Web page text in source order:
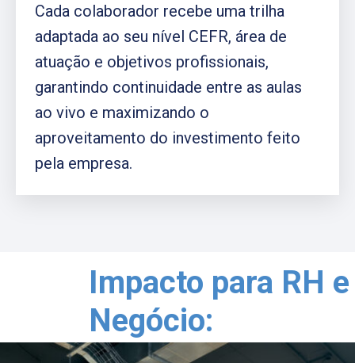
Cada colaborador recebe uma trilha
adaptada ao seu nível CEFR, área de
atuação e objetivos profissionais,
garantindo continuidade entre as aulas
ao vivo e maximizando o
aproveitamento do investimento feito
pela empresa.
Impacto para RH e
Negócio: